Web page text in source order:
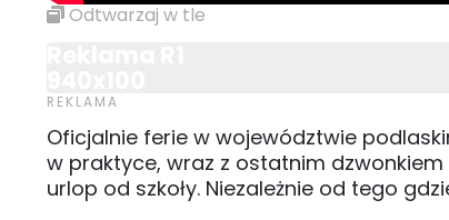
Odtwarzaj w tle
Oficjalnie ferie w województwie
w praktyce, wraz z ostatnim
urlop od szkoły. Niezależnie od tego